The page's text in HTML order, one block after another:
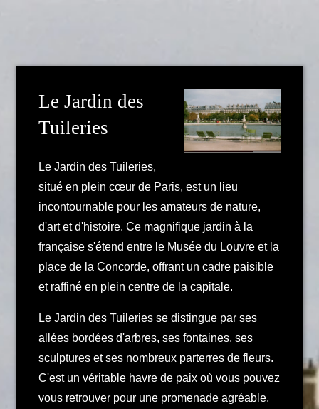
Le Jardin des
Tuileries
Le Jardin des Tuileries,
situé en plein cœur de Paris, est un lieu
incontournable pour les amateurs de nature,
d'art et d'histoire. Ce magnifique jardin à la
française s'étend entre le Musée du Louvre et la
place de la Concorde, offrant un cadre paisible
et raffiné en plein centre de la capitale.
Le Jardin des Tuileries se distingue par ses
allées bordées d'arbres, ses fontaines, ses
sculptures et ses nombreux parterres de fleurs.
C'est un véritable havre de paix où vous pouvez
vous retrouver pour une promenade agréable,